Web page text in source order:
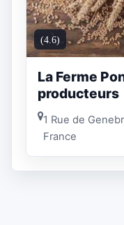
(4.6)
La Ferme
producteurs
1 Rue de
France